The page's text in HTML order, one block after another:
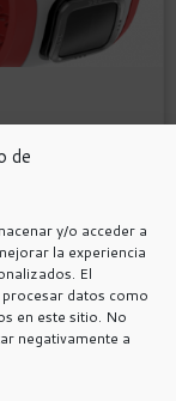
de
y/o acceder a
la experiencia
El
datos como
en este sitio. No
negativamente a